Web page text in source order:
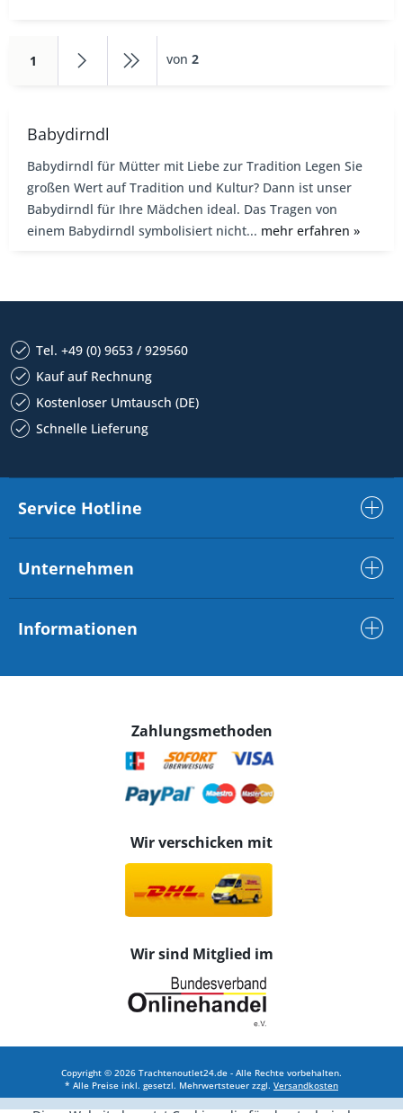
1 von 2
Babydirndl
Babydirndl für Mütter mit Liebe zur Tradition Legen Sie
großen Wert auf Tradition und Kultur? Dann ist unser
Babydirndl für Ihre Mädchen ideal. Das Tragen von
einem Babydirndl symbolisiert nicht... mehr erfahren »
Tel. +49 (0) 9653 / 929560
Kauf auf Rechnung
Kostenloser Umtausch (DE)
Schnelle Lieferung
Service Hotline
Unternehmen
Informationen
Zahlungsmethoden
Wir verschicken mit
Wir sind Mitglied im
Copyright © 2026 Trachtenoutlet24.de - Alle Rechte vorbehalten.
* Alle Preise inkl. gesetzl. Mehrwertsteuer zzgl. Versandkosten